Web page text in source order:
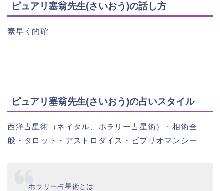
ピュアリ塞翁先生(さいおう)の話し方
素早く的確
ピュアリ塞翁先生(さいおう)の占いスタイル
西洋占星術（ネイタル、ホラリー占星術）・相術全
般・タロット・アストロダイス・ビブリオマンシー
ホラリー占星術とは